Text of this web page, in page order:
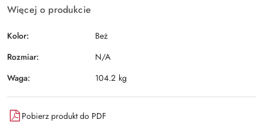
Więcej o produkcie
Kolor:
Beż
Rozmiar:
N/A
Waga:
104.2 kg
Pobierz produkt do PDF